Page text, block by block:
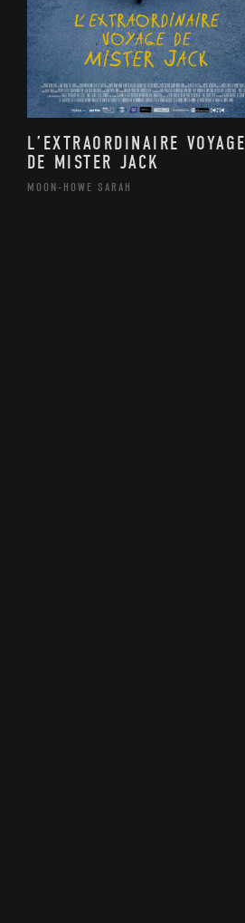
L’EXTRAORDINAIRE VOYAGE
DE MISTER JACK
MOON-HOWE SARAH